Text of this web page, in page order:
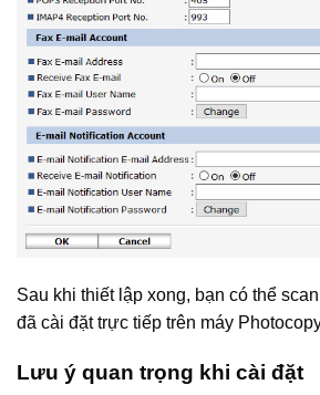
Sau khi thiết lập xong, bạn có thể
đã cài đặt trực tiếp trên máy
Lưu ý quan trọng khi cài đặt